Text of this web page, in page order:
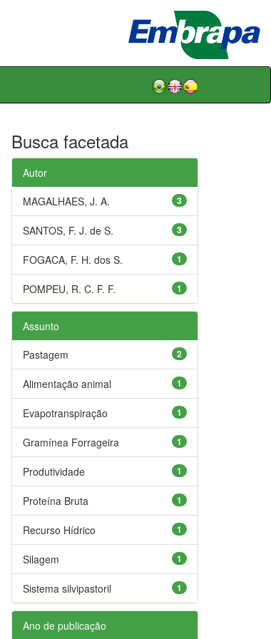
Busca facetada
Autor
3
MAGALHAES, J. A.
3
SANTOS, F. J. de S.
1
FOGACA, F. H. dos S.
1
POMPEU, R. C. F. F.
Assunto
2
Pastagem
1
Alimentação animal
1
Evapotranspiração
1
Gramínea Forrageira
1
Produtividade
1
Proteína Bruta
1
Recurso Hídrico
1
Silagem
1
Sistema silvipastoril
Ano de publicação